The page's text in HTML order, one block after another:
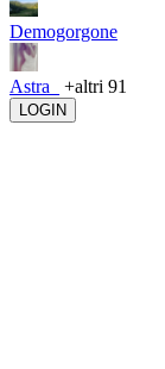
Demogorgone
Astra_ +altri 91
LOGIN